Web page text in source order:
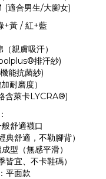
(適合男生/大腳女)
+黃 / 紅+藍
親膚吸汗）
排汗紗)
能抗菌紗)
耐磨度）
含萊卡LYCRA®)
舒適襪口
舒適，不勒腳背）
型（無感平滑）
宜、不卡鞋碼）
平面款